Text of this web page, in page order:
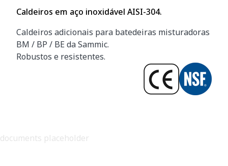
Caldeiros em aço inoxidável AISI-304.
Caldeiros adicionais para batedeiras misturadoras
BM / BP / BE da Sammic.
Robustos e resistentes.
documents placeholder